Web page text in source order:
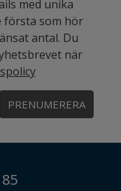
med unika
första som hör
antal. Du
när
PRENUMERERA